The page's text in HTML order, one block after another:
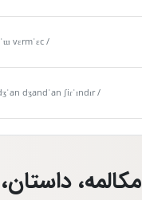
vɛrmˈɛc /
dʒandˈan ʃiɾˈɪndɪr /
مکالمه،